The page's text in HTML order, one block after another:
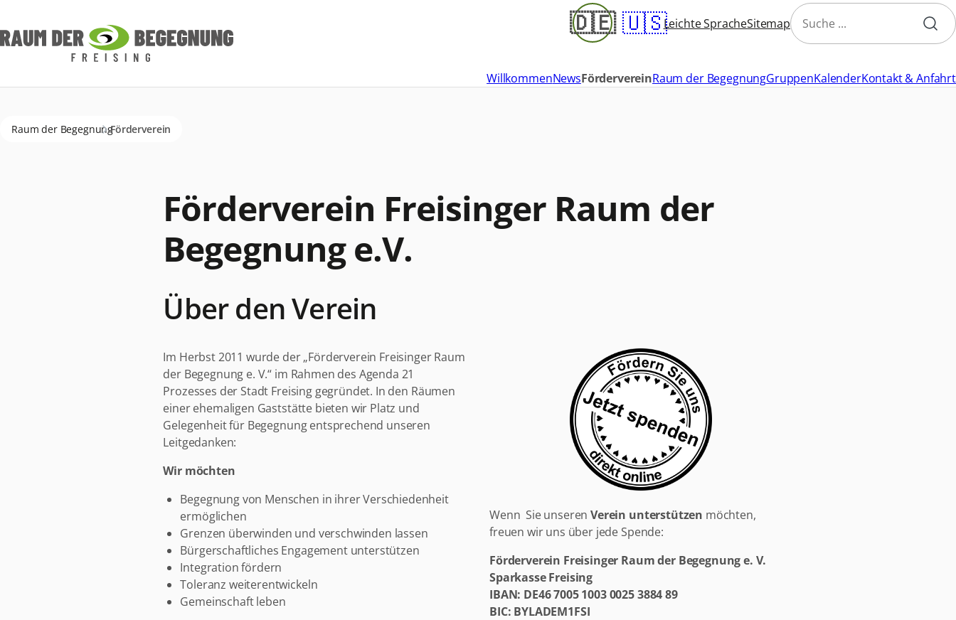
🇩🇪 🇺🇸überspringen
Leichte SpracheSitemap
Suche
WillkommenNewsFördervereinRaum der BegegnungGruppenKalenderKontakt & Anfahrt
Raum der BegegnungFörderverein
Förderverein Freisinger Raum der
Begegnung e.V.
Über den Verein
Im Herbst 2011 wurde der „Förderverein Freisinger Raum
der Begegnung e. V.“ im Rahmen des Agenda 21
Prozesses der Stadt Freising gegründet. In den Räumen
einer ehemaligen Gaststätte bieten wir Platz und
Gelegenheit für Begegnung entsprechend unseren
Leitgedanken:
Wir möchten
Begegnung von Menschen in ihrer Verschiedenheit
ermöglichen
Grenzen überwinden und verschwinden lassen
Bürgerschaftliches Engagement unterstützen
Integration fördern
Toleranz weiterentwickeln
Gemeinschaft leben
Wenn Sie unserenVerein unterstützen möchten,
freuen wir uns über jede Spende:
Förderverein Freisinger Raum der Begegnung e. V.
Sparkasse Freising
IBAN: DE46 7005 1003 0025 3884 89
BIC: BYLADEM1FSI